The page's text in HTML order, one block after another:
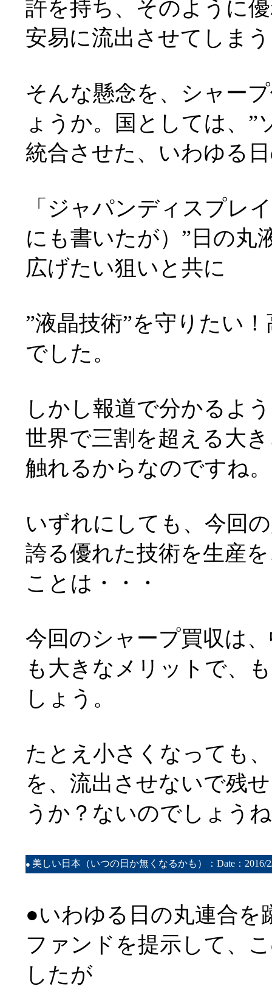
許を持ち、そのように
安易に流出させてしまう
そんな懸念を、シャー
ょうか。国としては、”
統合させた、いわゆる
「ジャパンディスプレ
にも書いたが）”日の丸
広げたい狙いと共に
”液晶技術”を守りたい
でした。
しかし報道で分かるよ
世界で三割を超える大
触れるからなのですね。
いずれにしても、今回
誇る優れた技術を生産
ことは・・・
今回のシャープ買収は
も大きなメリットで、
しょう。
たとえ小さくなっても
を、流出させないで残
うか？ないのでしょう
● 美しい日本（いつの日か無くなるかも）：Date：2016/
●いわゆる日の丸連合を
ファンドを提示して、
したが